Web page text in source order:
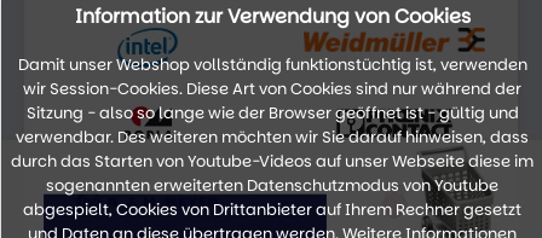
Information zur Verwendung von Cookies
Damit unser Webshop vollständig funktionstüchtig ist, verwenden
wir Session-Cookies. Diese Art von Cookies sind nur während der
Sitzung - also so lange wie der Browser geöffnet ist - gültig und
verwendbar. Des weiteren möchten wir Sie darauf hinweisen, dass
durch das Starten von Youtube-Videos auf unser Webseite diese im
sogenannten erweiterten Datenschutzmodus von Youtube
abgespielt, Cookies von Drittanbieter auf Ihrem Rechner gesetzt
und Daten an diese übertragen werden. Weitere Informationen